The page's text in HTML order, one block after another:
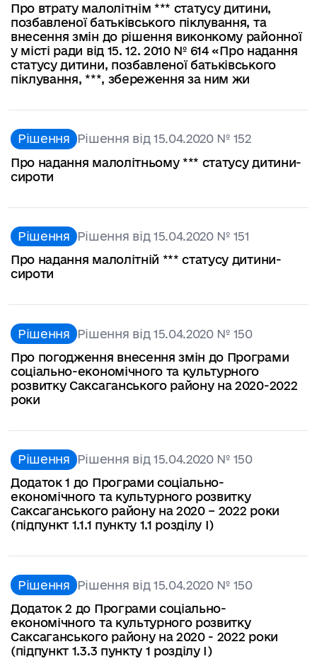
Про втрату малолітнім *** статусу дитини,
позбавленої батьківського піклування, та
внесення змін до рішення виконкому районної
у місті ради від 15. 12. 2010 № 614 «Про надання
статусу дитини, позбавленої батьківського
піклування, ***, збереження за ним жи
Рішення Рішення від 15.04.2020 № 152
Про надання малолітньому *** статусу дитини-
сироти
Рішення Рішення від 15.04.2020 № 151
Про надання малолітній *** статусу дитини-
сироти
Рішення Рішення від 15.04.2020 № 150
Про погодження внесення змін до Програми
соціально-економічного та культурного
розвитку Саксаганського району на 2020-2022
роки
Рішення Рішення від 15.04.2020 № 150
Додаток 1 до Програми соціально-
економічного та культурного розвитку
Саксаганського району на 2020 – 2022 роки
(підпункт 1.1.1 пункту 1.1 розділу І)
Рішення Рішення від 15.04.2020 № 150
Додаток 2 до Програми соціально-
економічного та культурного розвитку
Саксаганського району на 2020 - 2022 роки
(підпункт 1.3.3 пункту 1 розділу І)